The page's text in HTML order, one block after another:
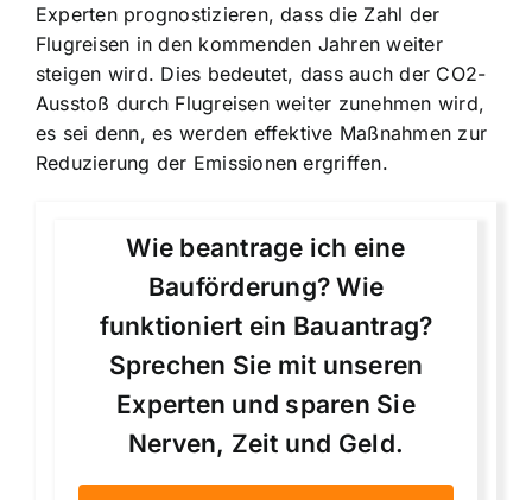
Experten prognostizieren, dass die Zahl der
Flugreisen in den kommenden Jahren weiter
steigen wird. Dies bedeutet, dass auch der CO2-
Ausstoß durch Flugreisen weiter zunehmen wird,
es sei denn, es werden effektive Maßnahmen zur
Reduzierung der Emissionen ergriffen.
Wie beantrage ich eine
Bauförderung? Wie
funktioniert ein Bauantrag?
Sprechen Sie mit unseren
Experten und sparen Sie
Nerven, Zeit und Geld.